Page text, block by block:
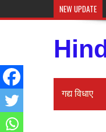
NEW UPDATE
गद्य विधाए